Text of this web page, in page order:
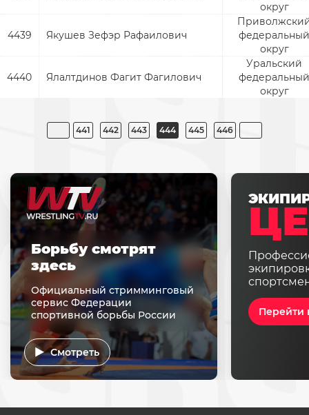
округ
4439 Якушев Зефэр Рафаилович
федеральный
округ
4440 Ялалтдинов Фагит Фагилович
Уральский
федеральный
округ
441 442 443 444 445 446
Перейти
Борьбу смотрят
здесь
Официальный стримминговый
сервис Федерации
спортивной борьбы России
Смотреть